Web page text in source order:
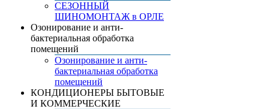
СЕЗОННЫЙ
ШИНОМОНТАЖ в ОРЛЕ
Озонирование и анти-
бактериальная обработка
помещений
Озонирование и анти-
бактериальная обработка
помещений
КОНДИЦИОНЕРЫ БЫТОВЫЕ
И КОММЕРЧЕСКИЕ